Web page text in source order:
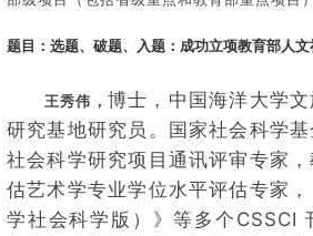
题目： 选题、破题、入题：成功立项教育部人
王秀伟， 博士，中国海洋大学
研究基地研究员。国家社会科学
社会科学研究项目通讯评审专家
估艺术学专业学位水平评估专家
学社会科学版）》等多个 CSSCI